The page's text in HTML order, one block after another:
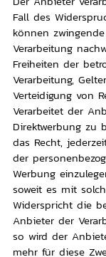
Fall des
können
Verarbeitung
Freiheiten der
Verarbeitung,
Verteidigung von
Verarbeitet der
Direktwerbung zu
das Recht,
der
Werbung
soweit es mit
Widerspricht die
Anbieter der
so wird der
mehr für diese